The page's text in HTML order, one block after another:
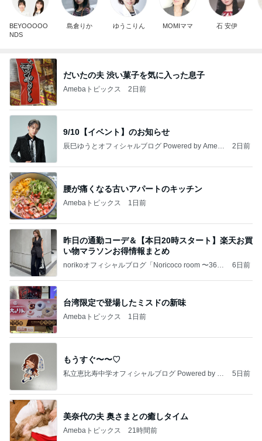
BEYOOOOO
NDS
島倉りか ゆうこりん MOMIママ 石 安伊
だいたの夫 渋い菓子を気に入った息子
Amebaトピックス 2日前
9/10【イベント】のお知らせ
辰巳ゆうとオフィシャルブログ Powered by Ameb
2日前
腰が痛くなる古いアパートのキッチン
Amebaトピックス 1日前
昨日の通勤コーデ＆【本日20時スタート】楽天お買
い物マラソンお得情報まとめ
norikoオフィシャルブログ「Noricoco room 〜365
6日前
台湾限定で登場したミスドの新味
Amebaトピックス 1日前
もうすぐ〜〜♡
私立恵比寿中学オフィシャルブログ Powered by A
5日前
美奈代の夫 奥さまとの癒しタイム
Amebaトピックス 21時間前